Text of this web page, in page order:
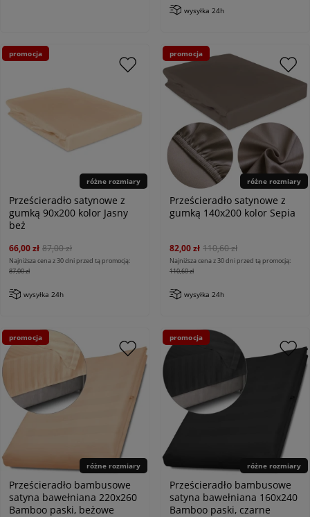
wysyłka 24h
różne rozmiary
Prześcieradło satynowe z
gumką 90x200 kolor Jasny
beż
66,00 zł 87,00 zł
Najniższa cena z 30 dni przed tą promocją:
87,00 zł
wysyłka 24h
promocja
różne rozmiary
Prześcieradło satynowe z
gumką 140x200 kolor Sepia
82,00 zł 110,60 zł
Najniższa cena z 30 dni przed tą promocją:
110,60 zł
wysyłka 24h
promocja
różne rozmiary
Prześcieradło bambusowe
satyna bawełniana 220x260
Bamboo paski, beżowe
promocja
różne rozmiary
Prześcieradło bambusowe
satyna bawełniana 160x240
Bamboo paski, czarne
promocja